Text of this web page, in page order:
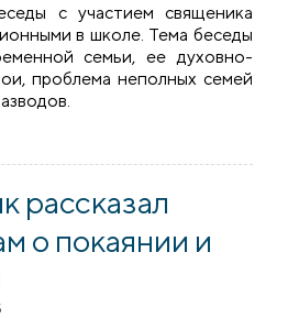
с участием священика
в школе. Тема беседы
семьи, ее духовно-
проблема неполных семей
средней школы
рассказал
о покаянии и